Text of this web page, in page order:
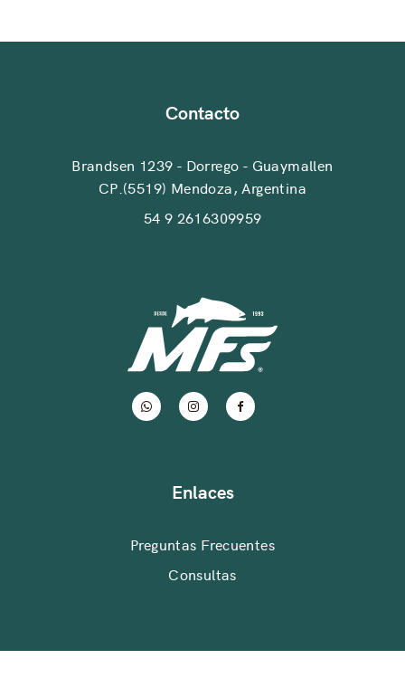
Contacto
Brandsen 1239 - Dorrego - Guaymallen
CP.(5519) Mendoza, Argentina
54 9 2616309959
Enlaces
Preguntas Frecuentes
Consultas